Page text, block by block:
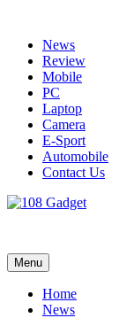
contentNews
Review
Mobile
PC
Laptop
Camera
E-Sport
Automobile
Contact Us
Menu
Home
News